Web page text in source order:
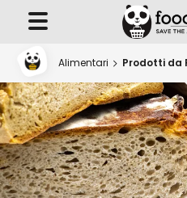
Alimentari Prodotti da